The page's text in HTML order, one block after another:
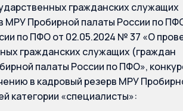
гражданских служащих
МРУ Пробирной палаты России по
по ПФО от 02.05.2024 № 37 «О
гражданских служащих (граждан
палаты России по ПФО»,
в кадровый резерв МРУ
категории «специалисты»: